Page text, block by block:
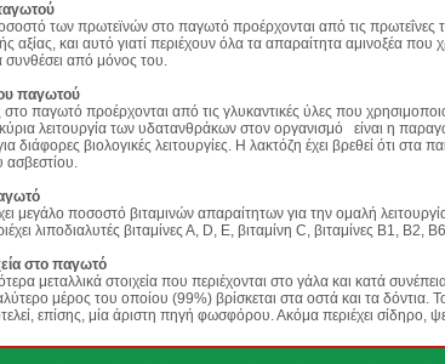
των πρωτεϊνών στο παγωτό προέρχονται από τις πρωτεΐνες
αξίας, και αυτό γιατί περιέχουν όλα τα απαραίτητα αμινοξέα που
συνθέσει από μόνος του.
παγωτού
παγωτό προέρχονται από τις γλυκαντικές ύλες που
λειτουργία των υδατανθράκων στον οργανισμό είναι η
διάφορες βιολογικές λειτουργίες. Η λακτόζη έχει βρεθεί ότι στα
μεγάλο ποσοστό βιταμινών απαραίτητων για την ομαλή
λιποδιαλυτές βιταμίνες Α, D, E, βιταμίνη C, βιταμίνες Β1, Β2,
στο παγωτό
μεταλλικά στοιχεία που περιέχονται στο γάλα και κατά
μέρος του οποίου (99%) βρίσκεται στα οστά και τα δόντια.
επίσης, μία άριστη πηγή φωσφόρου. Ακόμα περιέχει σίδηρο,